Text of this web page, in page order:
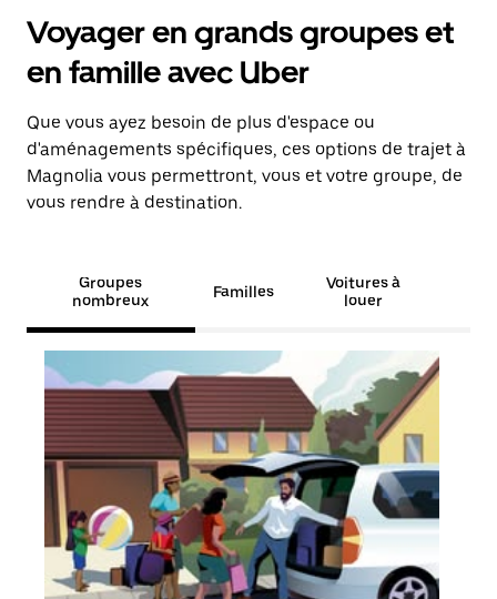
Voyager en grands groupes et
en famille avec Uber
Que vous ayez besoin de plus d'espace ou
d'aménagements spécifiques, ces options de trajet à
Magnolia vous permettront, vous et votre groupe, de
vous rendre à destination.
Groupes
nombreux
Familles
Voitures à
louer